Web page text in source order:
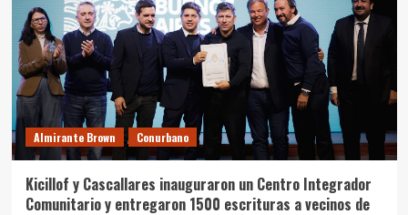
Almirante Brown Conurbano
Kicillof y Cascallares inauguraron un Centro Integrador
Comunitario y entregaron 1500 escrituras a vecinos de